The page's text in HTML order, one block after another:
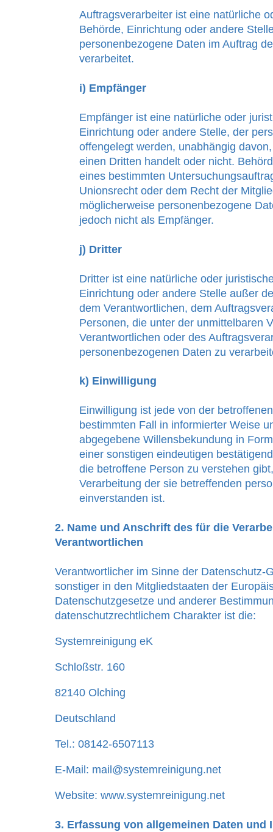
Auftragsverarbeiter ist eine natürliche
Behörde, Einrichtung oder andere
personenbezogene Daten im Auftrag
verarbeitet.
i) Empfänger
Empfänger ist eine natürliche oder
Einrichtung oder andere Stelle, der
offengelegt werden, unabhängig
einen Dritten handelt oder nicht.
eines bestimmten
Unionsrecht oder dem Recht der
möglicherweise personenbezogene
jedoch nicht als Empfänger.
j) Dritter
Dritter ist eine natürliche oder
Einrichtung oder andere Stelle außer
dem Verantwortlichen, dem
Personen, die unter der unmittelbaren
Verantwortlichen oder des
personenbezogenen Daten zu
k) Einwilligung
Einwilligung ist jede von der
bestimmten Fall in informierter Weise
abgegebene Willensbekundung in
einer sonstigen eindeutigen
die betroffene Person zu verstehen
Verarbeitung der sie betreffenden
einverstanden ist.
2. Name und Anschrift des für die
Verantwortlichen
Verantwortlicher im Sinne der Datenschutz-
sonstiger in den Mitgliedstaaten der
Datenschutzgesetze und anderer
datenschutzrechtlichem Charakter ist die:
Systemreinigung eK
Schloßstr. 160
82140 Olching
Deutschland
Tel.: 08142-6507113
E-Mail: mail@systemreinigung.net
Website: www.systemreinigung.net
3. Erfassung von allgemeinen Daten und